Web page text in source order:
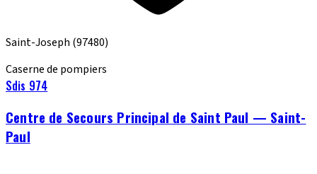
Saint-Joseph (97480)
Caserne de pompiers
Sdis 974
Centre de Secours Principal de Saint Paul — Saint-
Paul